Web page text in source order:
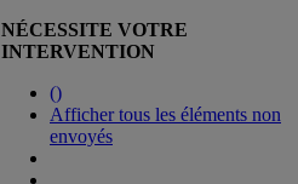
NÉCESSITE VOTRE
INTERVENTION
()
Afficher tous les éléments non
envoyés